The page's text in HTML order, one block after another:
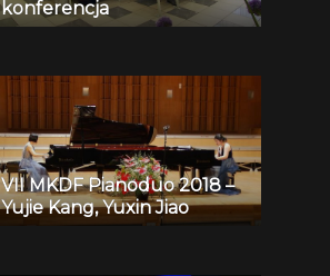
konferencja
VII MKDF Pianoduo 2018 –
Yujie Kang, Yuxin Jiao